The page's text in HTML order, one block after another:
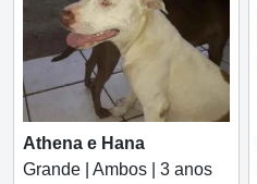
Athena e Hana
Grande | Ambos | 3 anos